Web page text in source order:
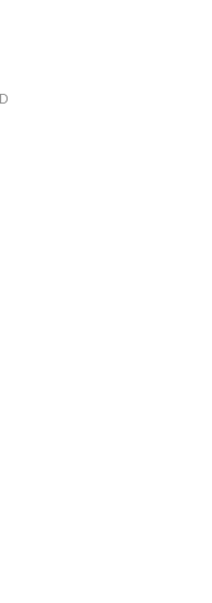
primero has de